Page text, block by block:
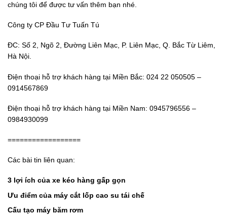
chúng tôi để được tư vấn thêm bạn nhé.
Công ty CP Đầu Tư Tuấn Tú
ĐC: Số 2, Ngõ 2, Đường Liên Mạc, P. Liên Mạc, Q. Bắc Từ Liêm,
Hà Nội.
Điện thoại hỗ trợ khách hàng tại Miền Bắc: 024 22 050505 –
0914567869
Điện thoại hỗ trợ khách hàng tại Miền Nam: 0945796556 –
0984930099
==================
Các bài tin liên quan:
3 lợi ích của xe kéo hàng gấp gọn
Ưu điểm của máy cắt lốp cao su tái chế
Cấu tạo máy băm rơm